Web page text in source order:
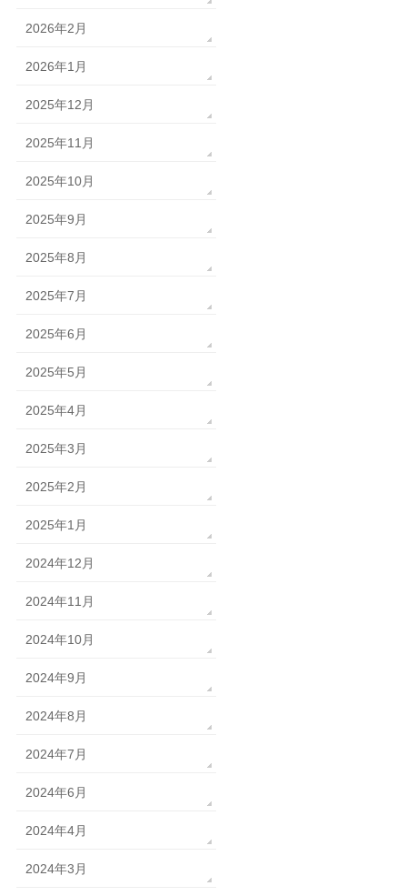
2026年2月
2026年1月
2025年12月
2025年11月
2025年10月
2025年9月
2025年8月
2025年7月
2025年6月
2025年5月
2025年4月
2025年3月
2025年2月
2025年1月
2024年12月
2024年11月
2024年10月
2024年9月
2024年8月
2024年7月
2024年6月
2024年4月
2024年3月